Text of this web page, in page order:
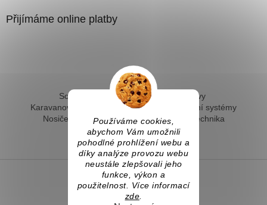
Používáme cookies,
abychom Vám umožnili
pohodlné prohlížení webu a
díky analýze provozu webu
neustále zlepšovali jeho
funkce, výkon a
použitelnost. Více informací
zde.
Přijímáme online platby
Solární ohřev vody - kompletní sestavy
Karavanové solární systémy
Ostrovní solární systémy
Nosiče kol na tažné
Hevery a dílenská technika
Fotovoltaický ohřev vody
Vytvořil Shoptet